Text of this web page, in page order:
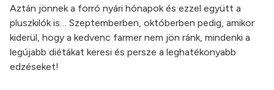
Aztán jönnek a forró nyári hónapok és ezzel együtt a
pluszkilók is… Szeptemberben, októberben pedig, amikor
kiderül, hogy a kedvenc farmer nem jön ránk, mindenki a
legújabb diétákat keresi és persze a leghatékonyabb
edzéseket!